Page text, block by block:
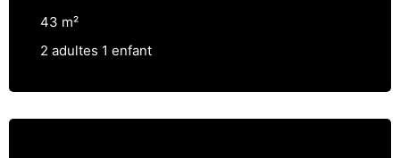
43 m²
2 adultes 1 enfant